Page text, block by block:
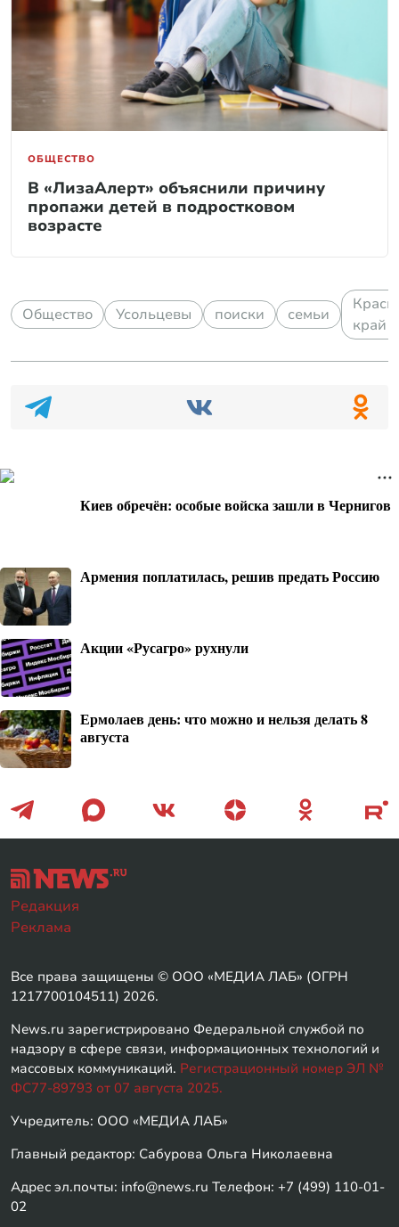
ОБЩЕСТВО
В «ЛизаАлерт» объяснили причину
пропажи детей в подростковом
возрасте
Общество Усольцевы поиски семьи
край
Киев обречён: особые войска зашли в Чернигов
Армения поплатилась, решив предать Россию
Акции «Русагро» рухнули
Ермолаев день: что можно и нельзя делать 8
августа
Редакция
Реклама
Все права защищены © ООО «МЕДИА ЛАБ» (ОГРН
1217700104511) 2026.
News.ru зарегистрировано Федеральной службой по
надзору в сфере связи, информационных технологий и
массовых коммуникаций. Регистрационный номер ЭЛ №
ФС77-89793 от 07 августа 2025.
Учредитель: ООО «МЕДИА ЛАБ»
Главный редактор: Сабурова Ольга Николаевна
Адрес эл.почты: info@news.ru Телефон: +7 (499) 110-01-
02